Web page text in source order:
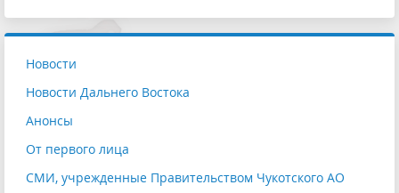
Новости
Новости Дальнего Востока
Анонсы
От первого лица
СМИ, учрежденные Правительством Чукотского АО